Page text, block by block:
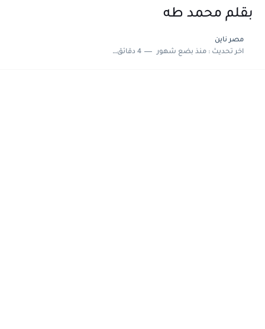
بقلم محمد طه
مصر ناين
اخر تحديث :منذ بضع شهور 4 دقائق للقراءة